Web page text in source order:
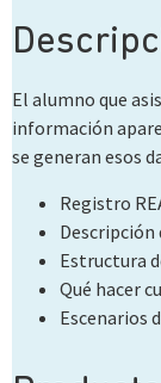
El alumno que
información
se generan esos
Registro
Descripción
Estructura
Qué hacer
Escenarios